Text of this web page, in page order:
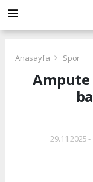
Anasayfa Spor
Ampute
29.11.2025